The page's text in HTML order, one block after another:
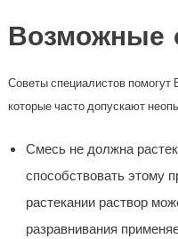
Возможные
Советы специалистов
которые часто допускают
Смесь не должна
способствовать этому
растекании раствор
разравнивания